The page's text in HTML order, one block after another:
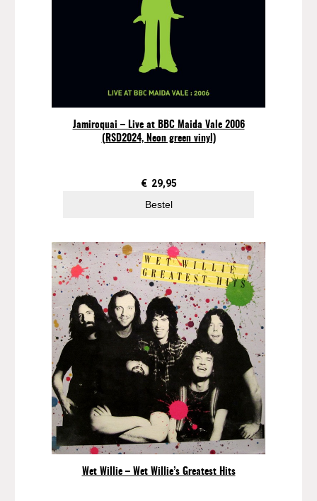
Jamiroquai – Live at BBC Maida Vale 2006
(RSD2024, Neon green vinyl)
€ 29,95
Bestel
Wet Willie – Wet Willie’s Greatest Hits